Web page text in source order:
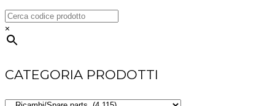
×
CATEGORIA PRODOTTI